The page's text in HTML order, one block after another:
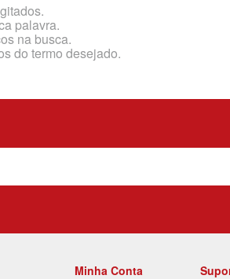
palavra.
na busca.
do termo desejado.
Minha Conta